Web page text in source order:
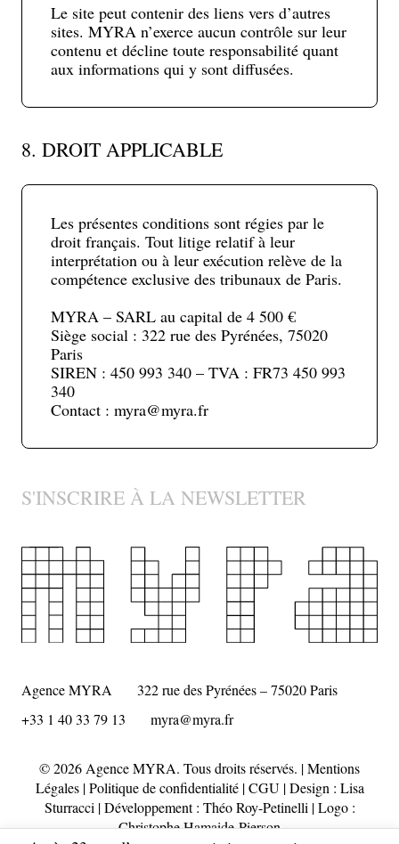
Le site peut contenir des liens vers d’autres
sites. MYRA n’exerce aucun contrôle sur leur
contenu et décline toute responsabilité quant
aux informations qui y sont diffusées.
8. DROIT APPLICABLE
Les présentes conditions sont régies par le
droit français. Tout litige relatif à leur
interprétation ou à leur exécution relève de la
compétence exclusive des tribunaux de Paris.
MYRA – SARL au capital de 4 500 €
Siège social : 322 rue des Pyrénées, 75020
Paris
SIREN : 450 993 340 – TVA : FR73 450 993
340
Contact : myra@myra.fr
S'INSCRIRE À LA NEWSLETTER
Agence MYRA
322 rue des Pyrénées – 75020 Paris
+33 1 40 33 79 13
myra@myra.fr
© 2026 Agence MYRA. Tous droits réservés. |Mentions
Légales|Politique de confidentialité|CGU| Design : Lisa
Sturracci | Développement : Théo Roy-Petinelli | Logo :
Christophe Hamaide-Pierson